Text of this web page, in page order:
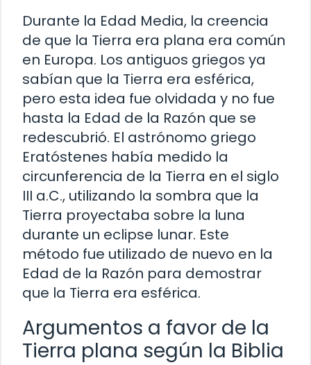
Durante la Edad Media, la creencia
de que la Tierra era plana era común
en Europa. Los antiguos griegos ya
sabían que la Tierra era esférica,
pero esta idea fue olvidada y no fue
hasta la Edad de la Razón que se
redescubrió. El astrónomo griego
Eratóstenes había medido la
circunferencia de la Tierra en el siglo
III a.C., utilizando la sombra que la
Tierra proyectaba sobre la luna
durante un eclipse lunar. Este
método fue utilizado de nuevo en la
Edad de la Razón para demostrar
que la Tierra era esférica.
Argumentos a favor de la
Tierra plana según la Biblia